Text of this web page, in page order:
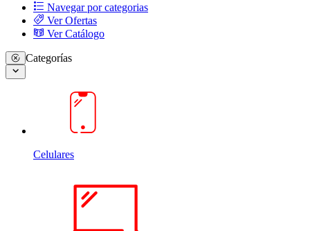
Navegar por categorias
Ver Ofertas
Ver Catálogo
Categorías
Celulares